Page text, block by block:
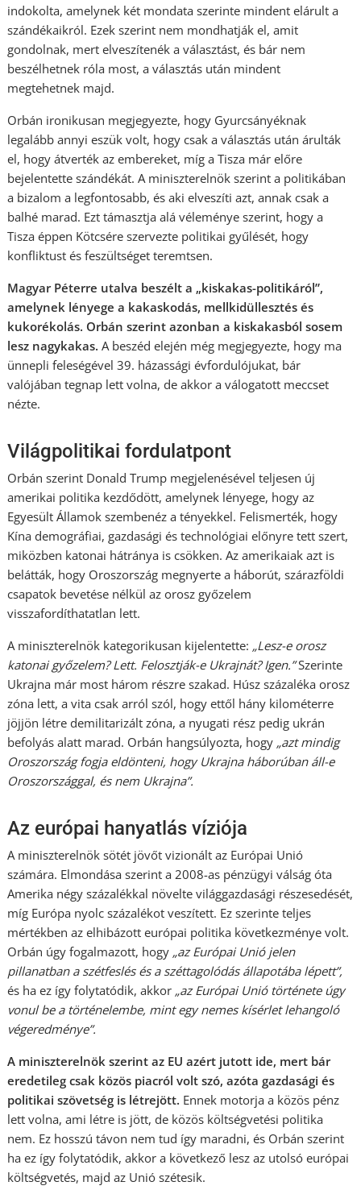
indokolta, amelynek két mondata szerinte mindent elárult a
szándékaikról. Ezek szerint nem mondhatják el, amit
gondolnak, mert elveszítenék a választást, és bár nem
beszélhetnek róla most, a választás után mindent
megtehetnek majd.
Orbán ironikusan megjegyezte, hogy Gyurcsányéknak
legalább annyi eszük volt, hogy csak a választás után árulták
el, hogy átverték az embereket, míg a Tisza már előre
bejelentette szándékát. A miniszterelnök szerint a politikában
a bizalom a legfontosabb, és aki elveszíti azt, annak csak a
balhé marad. Ezt támasztja alá véleménye szerint, hogy a
Tisza éppen Kötcsére szervezte politikai gyűlését, hogy
konfliktust és feszültséget teremtsen.
Magyar Péterre utalva beszélt a „kiskakas-politikáról”,
amelynek lényege a kakaskodás, mellkidüllesztés és
kukorékolás. Orbán szerint azonban a kiskakasból sosem
lesz nagykakas.A beszéd elején még megjegyezte, hogy ma
ünnepli feleségével 39. házassági évfordulójukat, bár
valójában tegnap lett volna, de akkor a válogatott meccset
nézte.
Világpolitikai fordulatpont
Orbán szerint Donald Trump megjelenésével teljesen új
amerikai politika kezdődött, amelynek lényege, hogy az
Egyesült Államok szembenéz a tényekkel. Felismerték, hogy
Kína demográfiai, gazdasági és technológiai előnyre tett szert,
miközben katonai hátránya is csökken. Az amerikaiak azt is
belátták, hogy Oroszország megnyerte a háborút, szárazföldi
csapatok bevetése nélkül az orosz győzelem
visszafordíthatatlan lett.
A miniszterelnök kategorikusan kijelentette: „Lesz-e orosz
katonai győzelem? Lett. Felosztják-e Ukrajnát? Igen.”Szerinte
Ukrajna már most három részre szakad. Húsz százaléka orosz
zóna lett, a vita csak arról szól, hogy ettől hány kilométerre
jöjjön létre demilitarizált zóna, a nyugati rész pedig ukrán
befolyás alatt marad. Orbán hangsúlyozta, hogy „azt mindig
Oroszország fogja eldönteni, hogy Ukrajna háborúban áll-e
Oroszországgal, és nem Ukrajna”.
Az európai hanyatlás víziója
A miniszterelnök sötét jövőt vizionált az Európai Unió
számára. Elmondása szerint a 2008-as pénzügyi válság óta
Amerika négy százalékkal növelte világgazdasági részesedését,
míg Európa nyolc százalékot veszített. Ez szerinte teljes
mértékben az elhibázott európai politika következménye volt.
Orbán úgy fogalmazott, hogy „az Európai Unió jelen
pillanatban a szétfeslés és a széttagolódás állapotába lépett”,
és ha ez így folytatódik, akkor „az Európai Unió története úgy
vonul be a történelembe, mint egy nemes kísérlet lehangoló
végeredménye”.
A miniszterelnök szerint az EU azért jutott ide, mert bár
eredetileg csak közös piacról volt szó, azóta gazdasági és
politikai szövetség is létrejött. Ennek motorja a közös pénz
lett volna, ami létre is jött, de közös költségvetési politika
nem. Ez hosszú távon nem tud így maradni, és Orbán szerint
ha ez így folytatódik, akkor a következő lesz az utolsó európai
költségvetés, majd az Unió szétesik.